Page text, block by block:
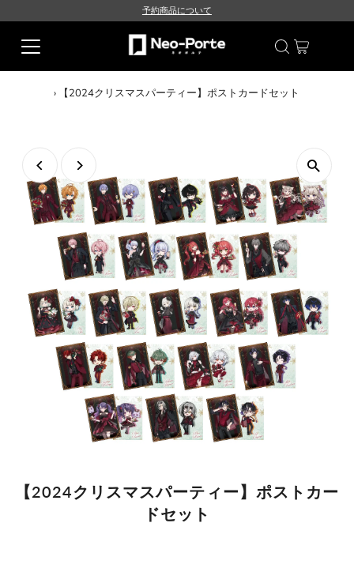
予約商品について
› 【2024クリスマスパーティー】ポストカードセット
【2024クリスマスパーティー】ポストカー
ドセット